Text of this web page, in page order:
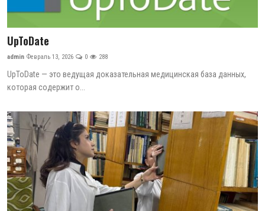
UpToDate
admin Февраль 13, 2026 0 288
UpToDate — это ведущая доказательная медицинская база данных,
которая содержит о...